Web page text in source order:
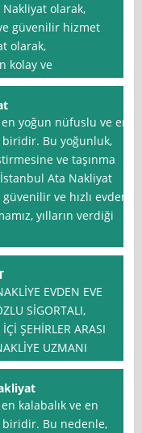
Nakliyat olarak,
güvenilir hizmet
olarak,
kolay ve
yoğun nüfuslu ve en
Bu yoğunluk,
ve taşınma
Ata Nakliyat
ve hızlı evden
yılların verdiği
EVDEN EVE
SİGORTALI,
ŞEHİRLER ARASI
UZMANI
kalabalık ve en
Bu nedenle,